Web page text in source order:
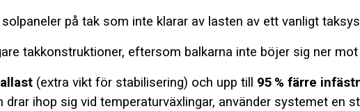
på tak som inte klarar av lasten av ett vanligt
takkonstruktioner, eftersom balkarna inte böjer sig ner mot
(extra vikt för stabilisering) och upp till 95 % färre
ihop sig vid temperaturväxlingar, använder systemet en